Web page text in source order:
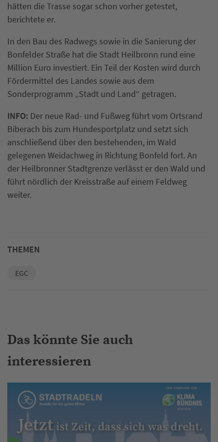
hätten die Trasse sogar schon vorher getestet,
berichtete er.
In den Bau des Radwegs sowie in die Sanierung der
Bonfelder Straße hat die Stadt Heilbronn rund eine
Million Euro investiert. Ein Teil der Kosten wird durch
Fördermittel des Landes sowie aus dem
Sonderprogramm „Stadt und Land“ getragen.
INFO: Der neue Rad- und Fußweg führt vom Ortsrand
Biberach bis zum Hundesportplatz und setzt sich
anschließend über den bestehenden, im Wald
gelegenen Weidachweg in Richtung Bonfeld fort. An
der Heilbronner Stadtgrenze verlässt er den Wald und
führt nördlich der Kreisstraße auf einem Feldweg
weiter.
THEMEN
EGC
Das könnte Sie auch
interessieren